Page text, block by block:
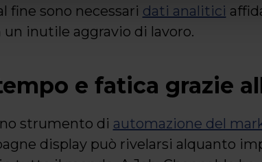
fine sono necessari dati analitici
inutile aggravio di lavoro.
e fatica grazie
strumento di automazione del
display può rivelarsi alquanto